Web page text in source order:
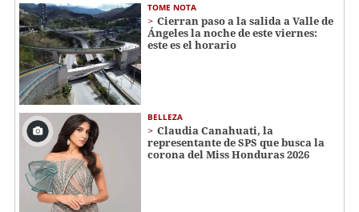
TOME NOTA
Cierran paso a la salida a Valle de
Ángeles la noche de este viernes:
este es el horario
BELLEZA
Claudia Canahuati, la
representante de SPS que busca la
corona del Miss Honduras 2026